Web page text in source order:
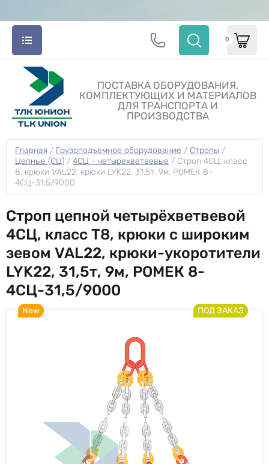
ПОСТАВКА ОБОРУДОВАНИЯ,
КОМПЛЕКТУЮЩИХ И МАТЕРИАЛОВ
ДЛЯ ТРАНСПОРТА И
ПРОИЗВОДСТВА
0
Главная / Грузоподъемное оборудование / Стропы
Цепные (СЦ) / 4СЦ - четырехветвевые / Строп 4СЦ, класс
8, крюки VAL22, крюки LYK22, 31,5т, 9м, РОМЕК 8-
4СЦ-31,5/9000
Строп цепной четырёхветвевой
4СЦ, класс Т8, крюки с широким
зевом VAL22, крюки-укоротители
LYK22, 31,5т, 9м, РОМЕК 8-
4СЦ-31,5/9000
New ПОД ЗАКАЗ